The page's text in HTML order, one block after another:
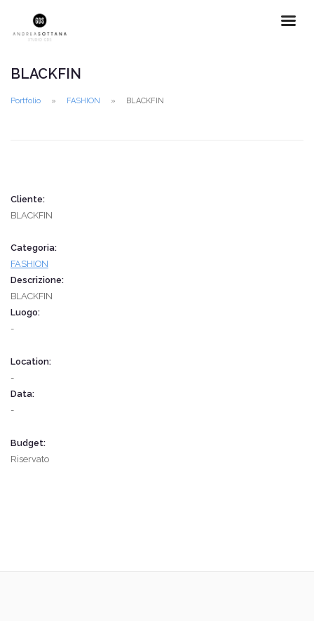
BLACKFIN
Portfolio FASHION BLACKFIN
Cliente:
BLACKFIN
Categoria:
FASHION
Descrizione:
BLACKFIN
Luogo:
-
Location:
-
Data:
-
Budget:
Riservato